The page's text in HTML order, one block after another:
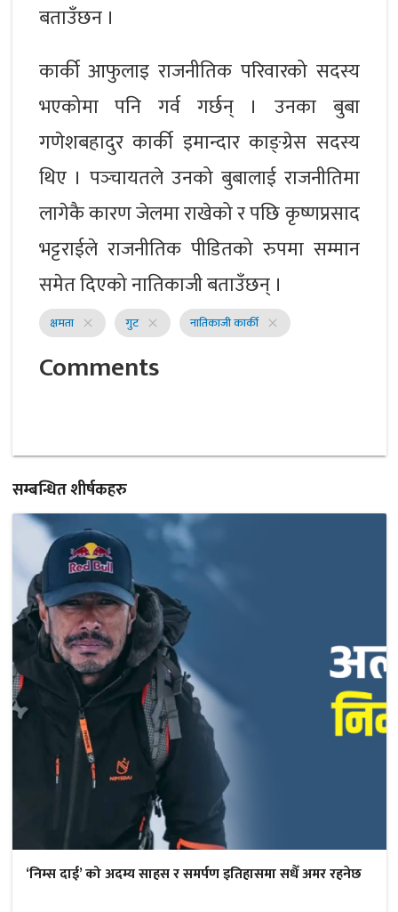
बताउँछन ।
कार्की आफुलाइ राजनीतिक परिवारको सदस्य
भएकोमा पनि गर्व गर्छन् । उनका बुबा
गणेशबहादुर कार्की इमान्दार काङ्ग्रेस सदस्य
थिए । पञ्‍चायतले उनको बुबालाई राजनीतिमा
लागेकै कारण जेलमा राखेको र पछि कृष्णप्रसाद
भट्टराईले राजनीतिक पीडितको रुपमा सम्मान
समेत दिएको नातिकाजी बताउँछन् ।
क्षमता close गुट close नातिकाजी कार्की close
Comments
सम्बन्धित शीर्षकहरु
‘निम्स दाई’ को अदम्य साहस र समर्पण इतिहासमा सधैँ अमर रहनेछ